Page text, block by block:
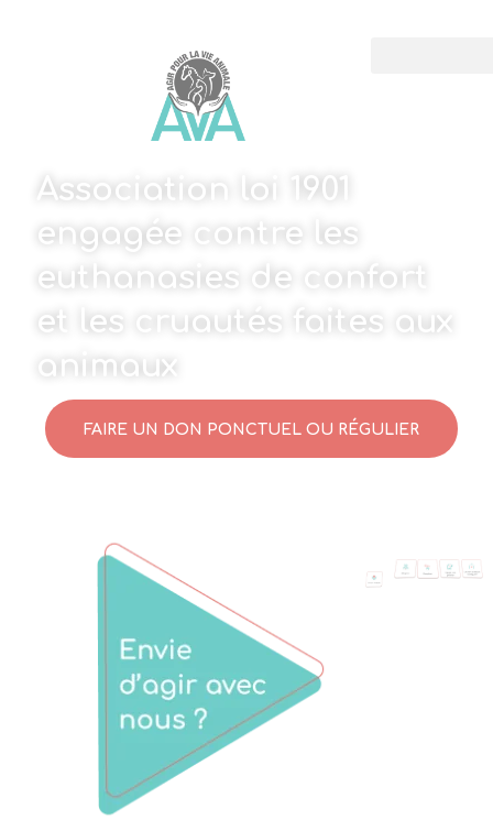
Association loi 1901
engagée contre les
euthanasies de confort
et les cruautés faites aux
animaux
FAIRE UN DON PONCTUEL OU RÉGULIER